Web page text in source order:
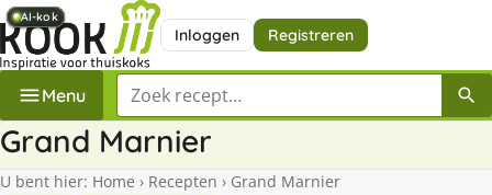
Inloggen Registreren
Menu Zoek een recept
Grand Marnier
U bent hier: Home › Recepten › Grand Marnier
AI-kok
AI-kok
AI-kok
AI-kok
AI-kok